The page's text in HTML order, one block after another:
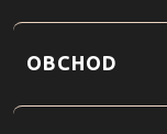
OBCHOD